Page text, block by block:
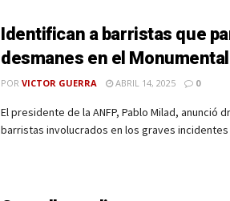
Identifican a barristas que
desmanes en el Monumental
POR VICTOR GUERRA ABRIL 14, 2025 0
El presidente de la ANFP, Pablo Milad, anunció
barristas involucrados en los graves incidentes